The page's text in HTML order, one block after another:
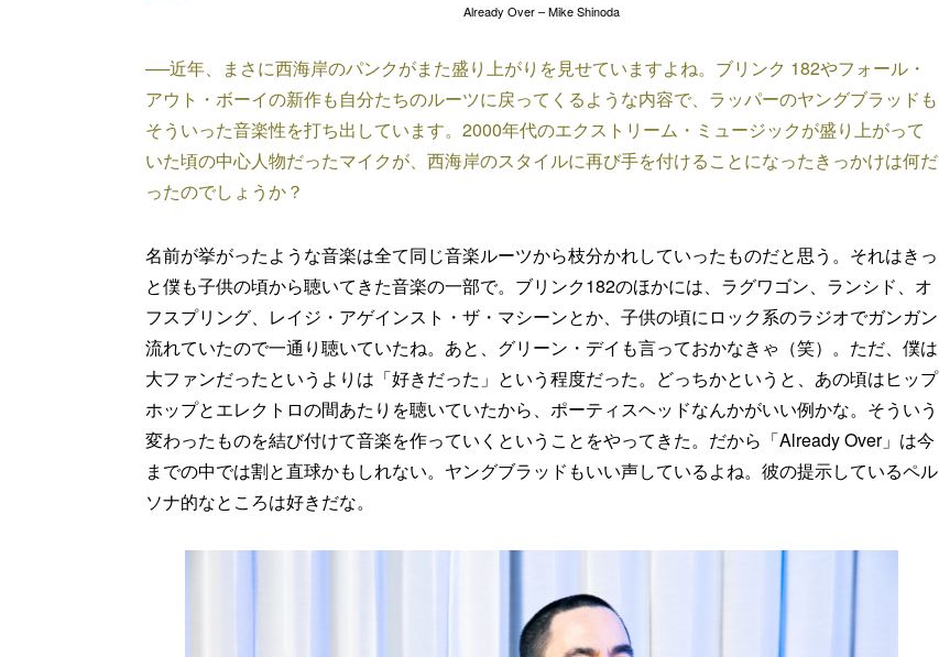
Already Over – Mike Shinoda
──近年、まさに西海岸のパンクがまた盛り上がりを見せていますよね。ブリンク 182やフォール・
アウト・ボーイの新作も自分たちのルーツに戻ってくるような内容で、ラッパーのヤングブラッドも
そういった音楽性を打ち出しています。2000年代のエクストリーム・ミュージックが盛り上がって
いた頃の中心人物だったマイクが、西海岸のスタイルに再び手を付けることになったきっかけは何だ
ったのでしょうか？
名前が挙がったような音楽は全て同じ音楽ルーツから枝分かれしていったものだと思う。それはきっ
と僕も子供の頃から聴いてきた音楽の一部で。ブリンク182のほかには、ラグワゴン、ランシド、オ
フスプリング、レイジ・アゲインスト・ザ・マシーンとか、子供の頃にロック系のラジオでガンガン
流れていたので一通り聴いていたね。あと、グリーン・デイも言っておかなきゃ（笑）。ただ、僕は
大ファンだったというよりは「好きだった」という程度だった。どっちかというと、あの頃はヒップ
ホップとエレクトロの間あたりを聴いていたから、ポーティスヘッドなんかがいい例かな。そういう
変わったものを結び付けて音楽を作っていくということをやってきた。だから「Already Over」は今
までの中では割と直球かもしれない。ヤングブラッドもいい声しているよね。彼の提示しているペル
ソナ的なところは好きだな。